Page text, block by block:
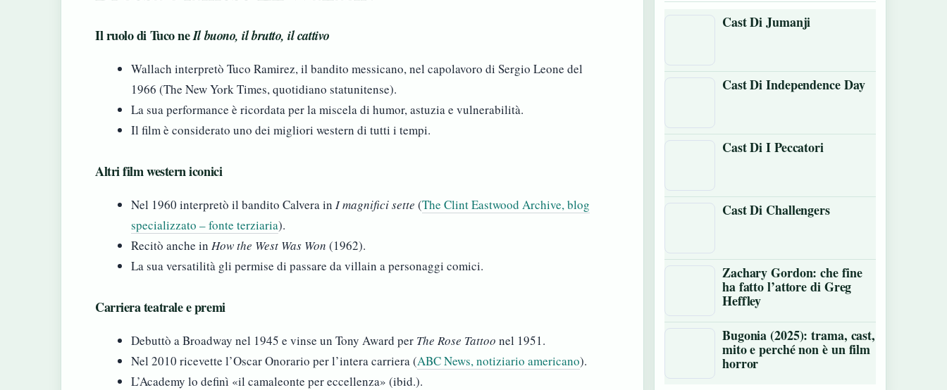
Il ruolo di Tuco neIl buono, il brutto, il cattivo
Wallach interpretò Tuco Ramirez, il bandito messicano, nel capolavoro di Sergio Leone del
1966 (The New York Times, quotidiano statunitense).
La sua performance è ricordata per la miscela di humor, astuzia e vulnerabilità.
Il film è considerato uno dei migliori western di tutti i tempi.
Altri film western iconici
Nel 1960 interpretò il bandito Calvera in I magnifici sette (The Clint Eastwood Archive, blog
specializzato – fonte terziaria).
Recitò anche in How the West Was Won (1962).
La sua versatilità gli permise di passare da villain a personaggi comici.
Carriera teatrale e premi
Debuttò a Broadway nel 1945 e vinse un Tony Award per The Rose Tattoo nel 1951.
Nel 2010 ricevette l’Oscar Onorario per l’intera carriera (ABC News, notiziario americano).
L’Academy lo definì «il camaleonte per eccellenza» (ibid.).
Cast Di Jumanji
Cast Di Independence Day
Cast Di I Peccatori
Cast Di Challengers
Zachary Gordon: che fine
ha fatto l’attore di Greg
Heffley
Bugonia (2025): trama, cast,
mito e perché non è un film
horror